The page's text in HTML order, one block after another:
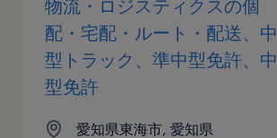
物流・ロジスティクスの個
配・宅配・ルート・配送、中
型トラック、準中型免許、中
型免許
愛知県東海市, 愛知県